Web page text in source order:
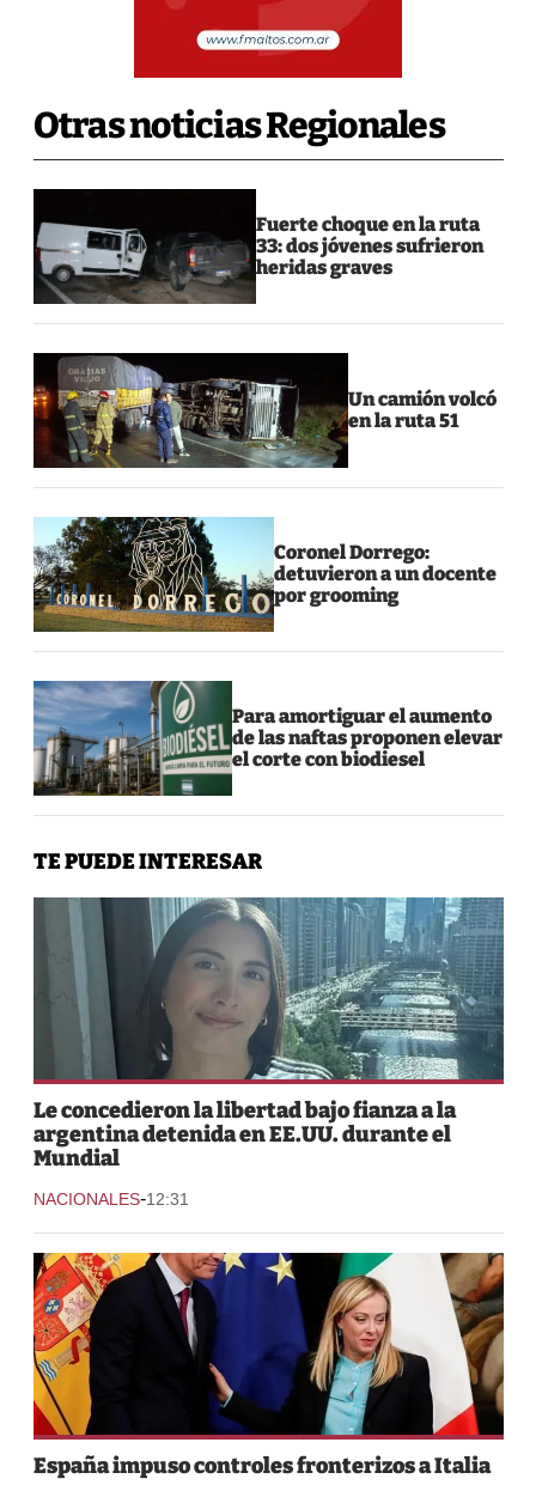
Otras noticias Regionales
Fuerte choque en la ruta
33: dos jóvenes sufrieron
heridas graves
Un camión volcó
en la ruta 51
Coronel Dorrego:
detuvieron a un docente
por grooming
Para amortiguar el aumento
de las naftas proponen elevar
el corte con biodiesel
TE PUEDE INTERESAR
Le concedieron la libertad bajo fianza a la
argentina detenida en EE.UU. durante el
Mundial
NACIONALES-12:31
España impuso controles fronterizos a Italia